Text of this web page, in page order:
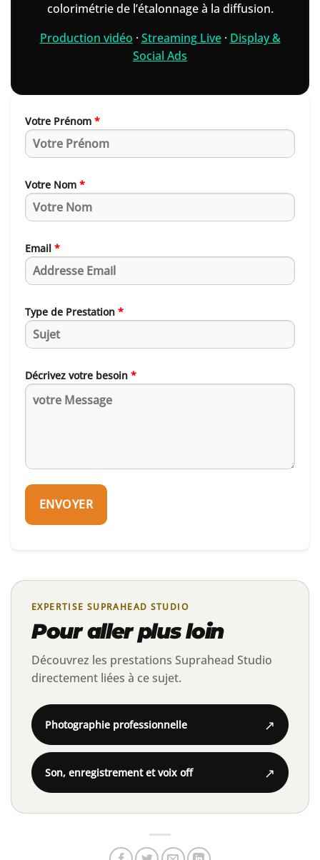
colorimétrie de l’étalonnage à la diffusion.
Production vidéo ·Streaming Live· Display &
Social Ads
Votre Prénom *
Votre Nom *
Email *
Type de Prestation *
Décrivez votre besoin *
EXPERTISE SUPRAHEAD STUDIO
Pour aller plus loin
Découvrez les prestations Suprahead Studio
directement liées à ce sujet.
Photographie professionnelle ↗
Son, enregistrement et voix off ↗